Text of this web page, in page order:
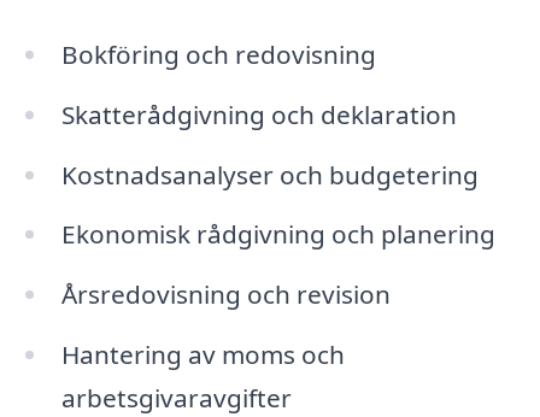
Bokföring och redovisning
Skatterådgivning och deklaration
Kostnadsanalyser och budgetering
Ekonomisk rådgivning och planering
Årsredovisning och revision
Hantering av moms och
arbetsgivaravgifter